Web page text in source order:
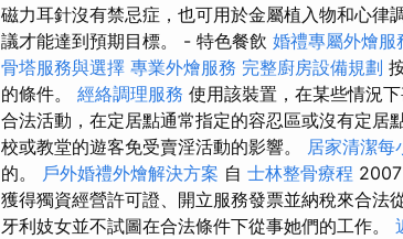
磁力耳針沒有禁忌症，也可用於金屬植入物和心
議才能達到預期目標。 - 特色餐飲 婚禮專屬外燴服
骨塔服務與選擇 專業外燴服務 完整廚房設備規劃
的條件。 經絡調理服務 使用該裝置，在某些情況
合法活動，在定居點通常指定的容忍區或沒有定居
校或教堂的遊客免受賣淫活動的影響。 居家清潔每
的。 戶外婚禮外燴解決方案 自 士林整骨療程 2007
獲得獨資經營許可證、開立服務發票並納稅來合法
牙利妓女並不試圖在合法條件下從事她們的工作。